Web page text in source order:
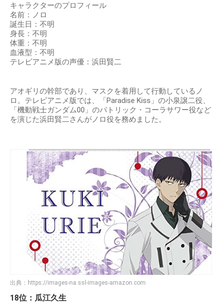
キャラクターのプロフィール
名前：ノロ
誕生日：不明
身長：不明
体重：不明
血液型：不明
テレビアニメ版の声優：浜田賢二
アオギリの幹部であり、マスクを着用して行動しているノ
ロ。テレビアニメ版では、「Paradise Kiss」の小泉譲二役、
「機動戦士ガンダム00」のパトリック・コーラサワー役など
を演じた浜田賢二さんがノロ役を務めました。
出典： https://images-na.ssl-images-amazon.com
18位：瓜江久生